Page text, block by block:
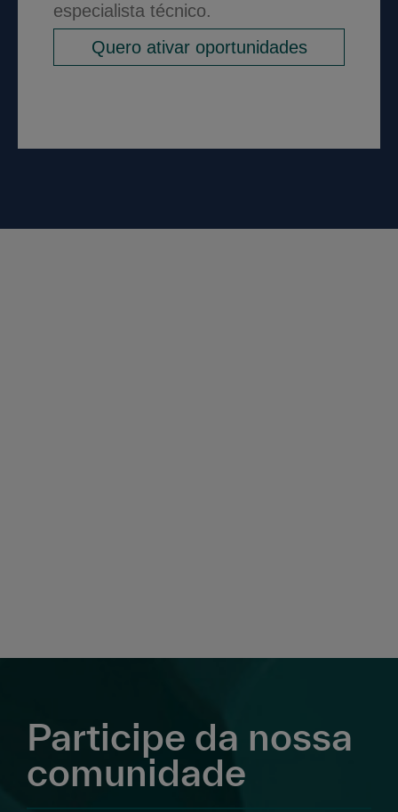
especialista técnico.
Quero ativar oportunidades
Participe da nossa
comunidade